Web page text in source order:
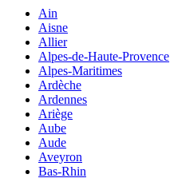
Ain
Aisne
Allier
Alpes-de-Haute-Provence
Alpes-Maritimes
Ardèche
Ardennes
Ariège
Aube
Aude
Aveyron
Bas-Rhin